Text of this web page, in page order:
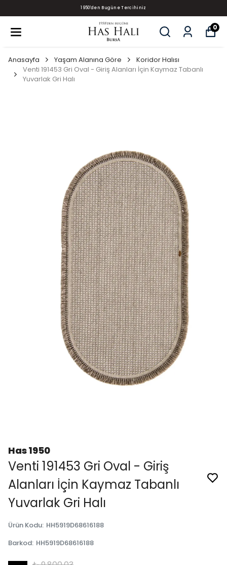
1950'den Bugüne Tercihiniz
0
Anasayfa Yaşam Alanına Göre
Koridor Halısı
Venti 191453 Gri Oval - Giriş Alanları İçin Kaymaz Tabanlı
Yuvarlak Gri Halı
Has 1950
Venti 191453 Gri Oval - Giriş
Alanları İçin Kaymaz Tabanlı
Yuvarlak Gri Halı
Ürün Kodu: HH5919D68616188
Barkod: HH5919D68616188